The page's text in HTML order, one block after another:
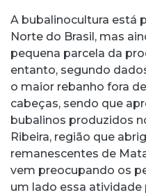
A bubalinocultura está
Norte do Brasil, mas
pequena parcela da
entanto, segundo
o maior rebanho fora
cabeças, sendo que
bubalinos produzidos
Ribeira, região que
remanescentes de
vem preocupando os
um lado essa atividade